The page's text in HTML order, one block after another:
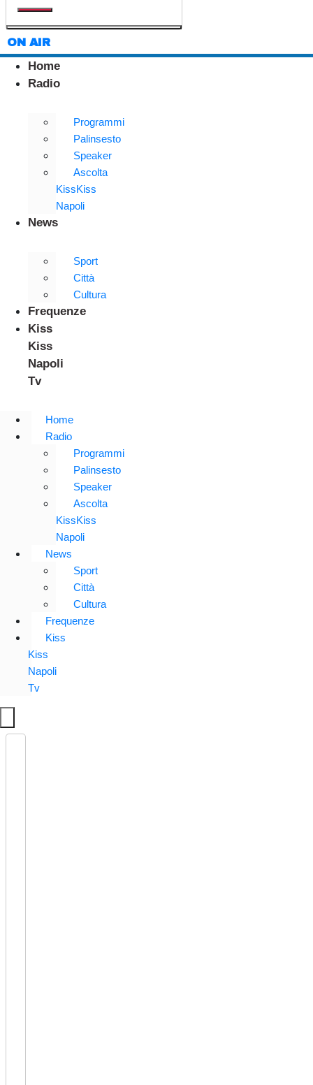
ON AIR
Home
Radio
Programmi
Palinsesto
Speaker
Ascolta
KissKiss
Napoli
News
Sport
Città
Cultura
Frequenze
Kiss
Kiss
Napoli
Tv
Home
Radio
Programmi
Palinsesto
Speaker
Ascolta
KissKiss
Napoli
News
Sport
Città
Cultura
Frequenze
Kiss
Kiss
Napoli
Tv